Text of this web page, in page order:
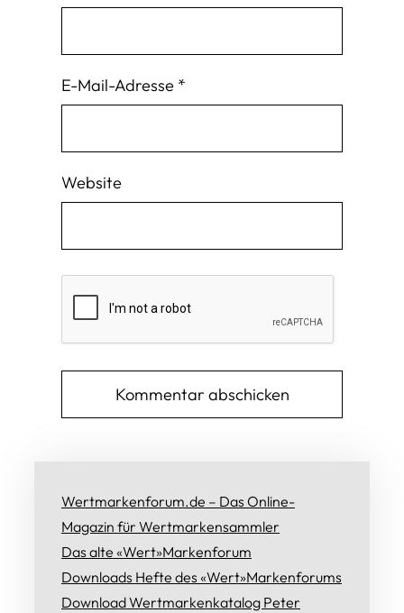
E-Mail-Adresse *
Website
Wertmarkenforum.de – Das Online-
Magazin für Wertmarkensammler
Das alte «Wert»Markenforum
Downloads Hefte des «Wert»Markenforums
Download Wertmarkenkatalog Peter